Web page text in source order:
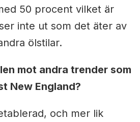
50 procent vilket är
inte ut som det äter av
ölstilar.
mot andra trender som
New England?
och mer lik